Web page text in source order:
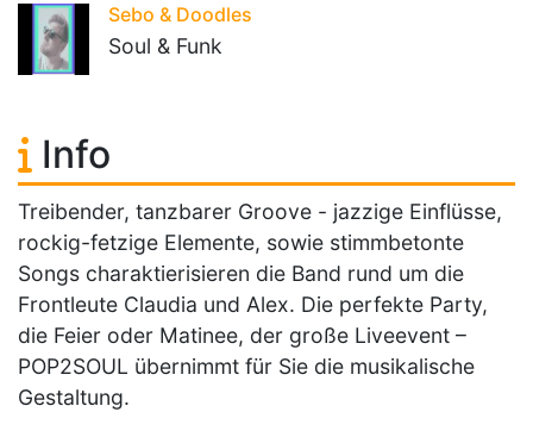
Sebo & Doodles
Soul & Funk
Info
Treibender, tanzbarer Groove - jazzige Einflüsse,
rockig-fetzige Elemente, sowie stimmbetonte
Songs charaktierisieren die Band rund um die
Frontleute Claudia und Alex. Die perfekte Party,
die Feier oder Matinee, der große Liveevent –
POP2SOUL übernimmt für Sie die musikalische
Gestaltung.